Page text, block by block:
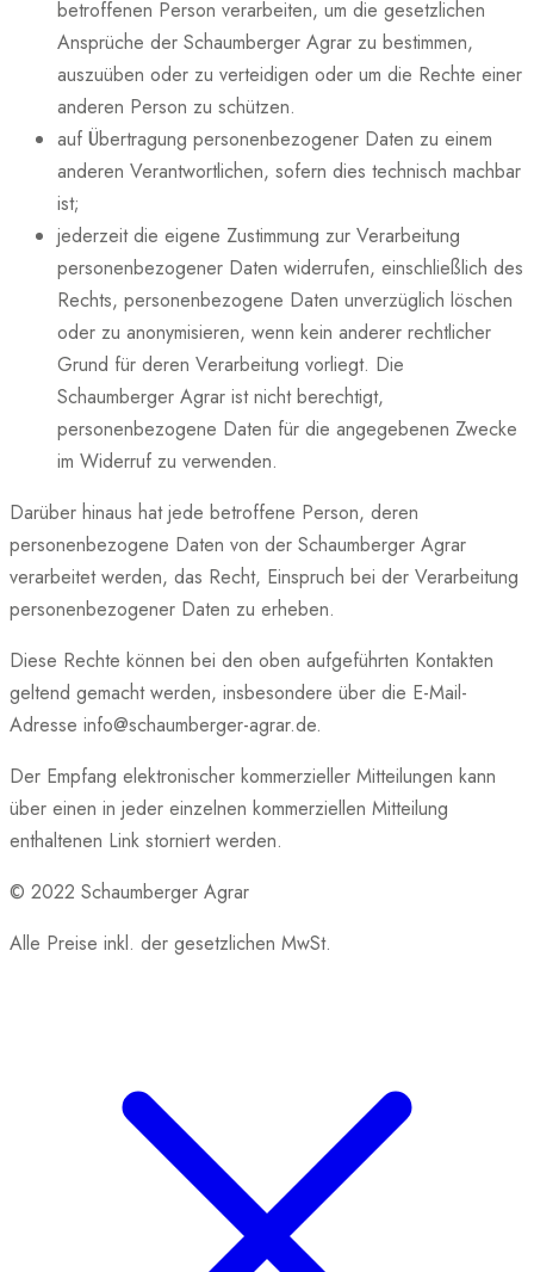
betroffenen Person verarbeiten, um die gesetzlichen
Ansprüche der Schaumberger Agrar zu bestimmen,
auszuüben oder zu verteidigen oder um die Rechte einer
anderen Person zu schützen.
auf Übertragung personenbezogener Daten zu einem
anderen Verantwortlichen, sofern dies technisch machbar
ist;
jederzeit die eigene Zustimmung zur Verarbeitung
personenbezogener Daten widerrufen, einschließlich des
Rechts, personenbezogene Daten unverzüglich löschen
oder zu anonymisieren, wenn kein anderer rechtlicher
Grund für deren Verarbeitung vorliegt. Die
Schaumberger Agrar ist nicht berechtigt,
personenbezogene Daten für die angegebenen Zwecke
im Widerruf zu verwenden.
Darüber hinaus hat jede betroffene Person, deren
personenbezogene Daten von der Schaumberger Agrar
verarbeitet werden, das Recht, Einspruch bei der Verarbeitung
personenbezogener Daten zu erheben.
Diese Rechte können bei den oben aufgeführten Kontakten
geltend gemacht werden, insbesondere über die E-Mail-
Adresse info@schaumberger-agrar.de.
Der Empfang elektronischer kommerzieller Mitteilungen kann
über einen in jeder einzelnen kommerziellen Mitteilung
enthaltenen Link storniert werden.
© 2022 Schaumberger Agrar
Alle Preise inkl. der gesetzlichen MwSt.